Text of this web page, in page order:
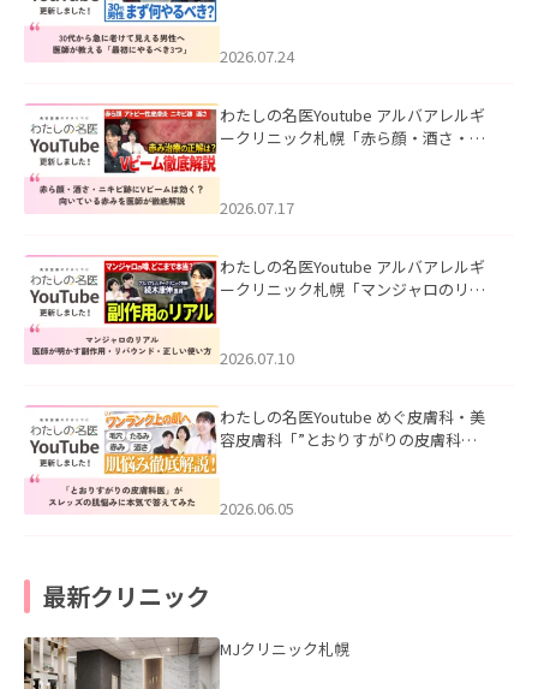
た。
2026.07.24
わたしの名医Youtube アルバアレルギ
ークリニック札幌「赤ら顔・酒さ・ニ
した。
2026.07.17
わたしの名医Youtube アルバアレルギ
ークリニック札幌「マンジャロのリア
た。
2026.07.10
わたしの名医Youtube めぐ皮膚科・美
容皮膚科「”とおりすがりの皮膚科
2026.06.05
最新クリニック
MJクリニック札幌